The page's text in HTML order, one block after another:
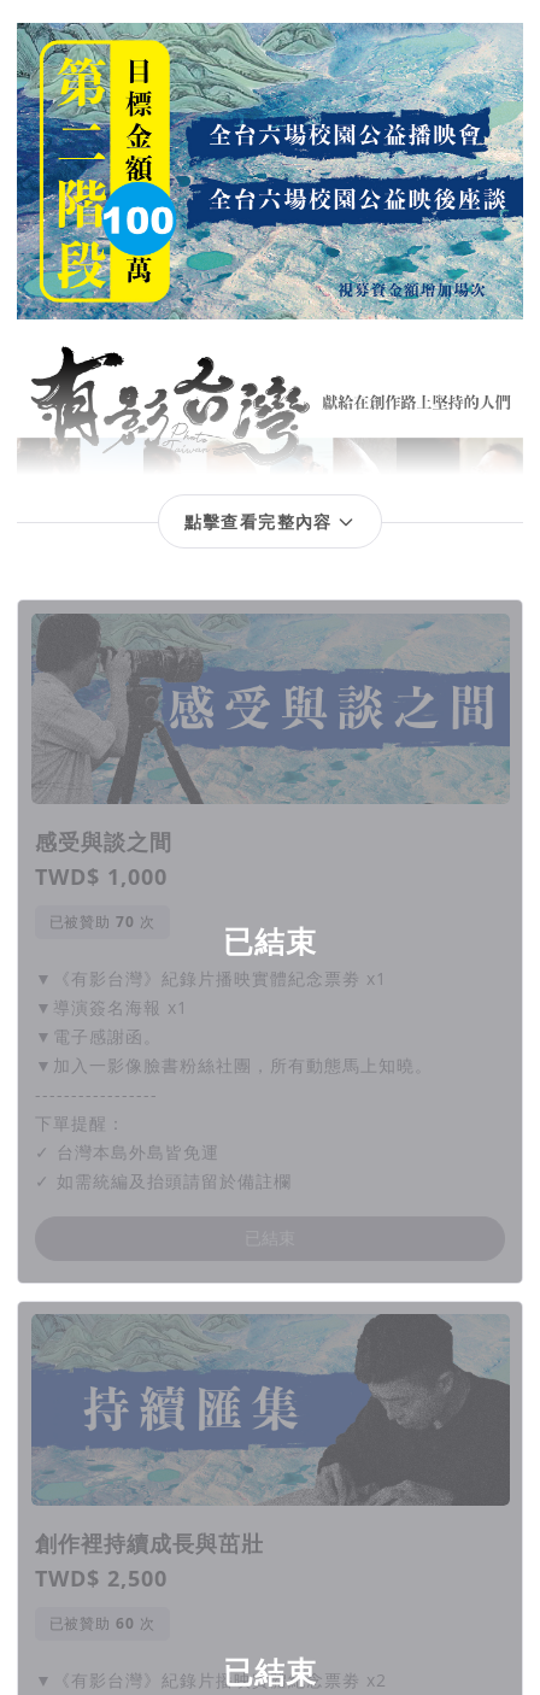
點擊查看完整內容
回饋項目
已結束
感受與談之間
TWD$ 1,000
已被贊助 次
▼《有影台灣》紀錄片播映實體紀念票劵 x1
▼導演簽名海報 x1
▼電子感謝函。
▼加入一影像臉書粉絲社團，所有動態馬上知曉。
-----------------
下單提醒：
✓ 台灣本島外島皆免運
✓ 如需統編及抬頭請留於備註欄
已結束
創作裡持續成長與茁壯
TWD$ 2,500
已被贊助 次
▼《有影台灣》紀錄片播映實體紀念票劵 x2